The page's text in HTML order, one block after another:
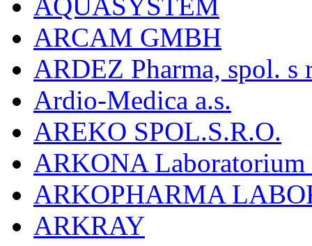
ARCAM GMBH
ARDEZ Pharma, spol. s
Ardio-Medica a.s.
AREKO SPOL.S.R.O.
ARKONA
ARKOPHARMA
ARKRAY